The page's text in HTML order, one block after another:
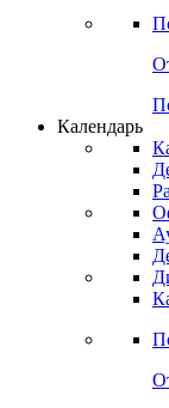
Календарь